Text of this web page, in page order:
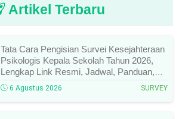
Artikel Terbaru
Tata Cara Pengisian Survei Kesejahteraan
Psikologis Kepala Sekolah Tahun 2026,
Lengkap Link Resmi, Jadwal, Panduan,
Dan Hal Yang Wajib Diperhatikan!
6 Agustus 2026 SURVEY